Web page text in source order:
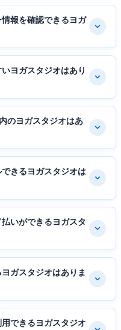
報を確認できるヨガ
ヨガスタジオはあり
のヨガスタジオはあ
きるヨガスタジオは
いができるヨガスタ
ガスタジオはありま
できるヨガスタジオ